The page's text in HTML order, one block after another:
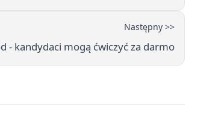
Następny >>
- kandydaci mogą ćwiczyć za darmo